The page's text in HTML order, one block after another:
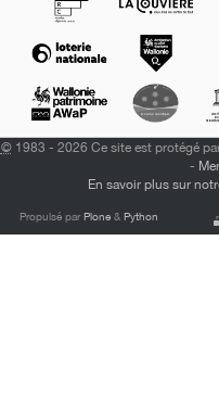
©1983 - 2026 Ce site est protégé
-
En savoir plus sur
Propulsé parPlone &Python